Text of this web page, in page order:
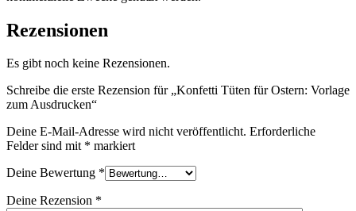
Rezensionen
Es gibt noch keine Rezensionen.
Schreibe die erste Rezension für „Konfetti Tüten für Ostern: Vorlage
zum Ausdrucken“
Deine E-Mail-Adresse wird nicht veröffentlicht. Erforderliche
Felder sind mit * markiert
Deine Bewertung *
Deine Rezension *